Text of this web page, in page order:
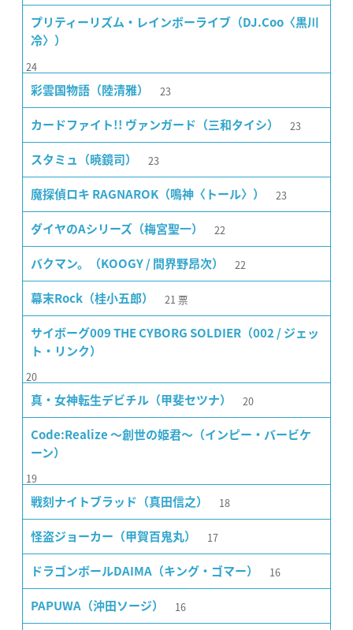
プリティーリズム・レインボーライブ（DJ.Coo〈黒川
冷〉）
24
彩雲国物語（陸清雅） 23
カードファイト!! ヴァンガード（三和タイシ） 23
スタミュ（暁鏡司） 23
魔探偵ロキ RAGNAROK（鳴神〈トール〉） 23
ダイヤのAシリーズ（梅宮聖一） 22
バクマン。（KOOGY / 間界野昂次） 22
幕末Rock（桂小五郎） 21 票
サイボーグ009 THE CYBORG SOLDIER（002 / ジェッ
ト・リンク）
20
真・女神転生デビチル（甲斐セツナ） 20
Code:Realize 〜創世の姫君〜（インピー・バービケ
ーン）
19
戦刻ナイトブラッド（真田信之） 18
怪盗ジョーカー（甲賀百鬼丸） 17
ドラゴンボールDAIMA（キング・ゴマー） 16
PAPUWA（沖田ソージ） 16